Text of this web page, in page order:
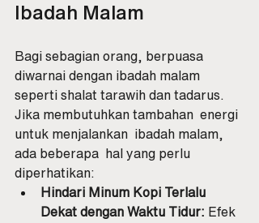
Ibadah Malam
Bagi sebagian orang, berpuasa
diwarnai dengan ibadah malam
seperti shalat tarawih dan tadarus.
Jika membutuhkan tambahan  energi
untuk menjalankan  ibadah malam,
ada beberapa  hal yang perlu
diperhatikan:
Hindari Minum Kopi Terlalu
Dekat dengan Waktu Tidur: Efek